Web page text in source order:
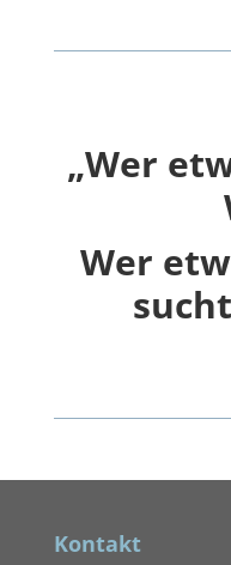
„Wer
Wer
Kontakt